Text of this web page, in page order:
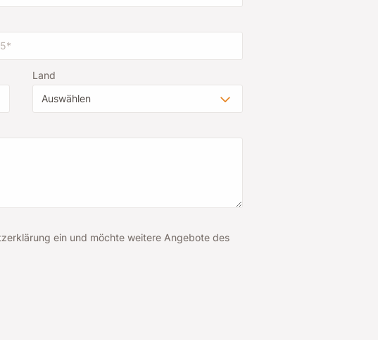
Land
ein und möchte weitere Angebote des